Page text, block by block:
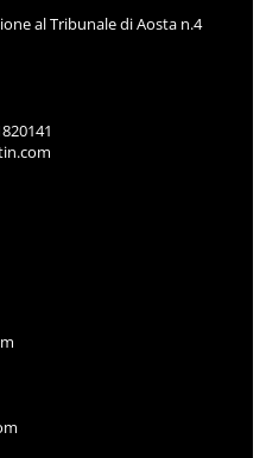
al Tribunale di Aosta n.4